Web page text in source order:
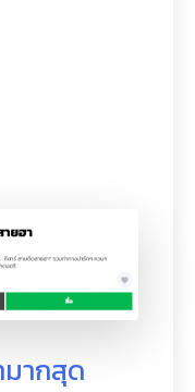
ากสุด